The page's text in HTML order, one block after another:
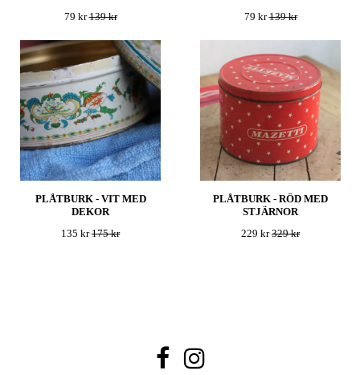
79 kr139 kr
79 kr139 kr
PLÅTBURK - VIT MED
DEKOR
135 kr175 kr
PLÅTBURK - RÖD MED
STJÄRNOR
229 kr329 kr